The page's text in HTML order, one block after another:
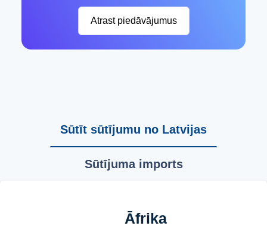
Atrast piedāvājumus
Sūtīt sūtījumu no Latvijas
Sūtījuma imports
Āfrika